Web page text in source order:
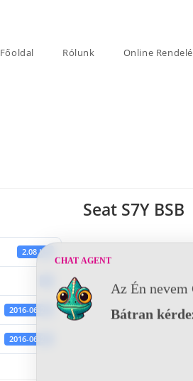
Főoldal Rólunk Online
2.08 KB
2016-06-20
2016-06-20
Seat S7Y BSB
CHAT AGENT
Az Én
Bátran